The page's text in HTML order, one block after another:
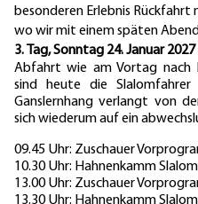
besonderen Erlebnis Rückfahrt
wo wir mit einem späten
3. Tag, Sonntag 24. Januar
Abfahrt wie am Vortag nach
sind heute die
Ganslernhang verlangt von
sich wiederum auf ein
09.45 Uhr: Zuschauer
10.30 Uhr: Hahnenkamm
13.00 Uhr: Zuschauer
13.30 Uhr: Hahnenkamm